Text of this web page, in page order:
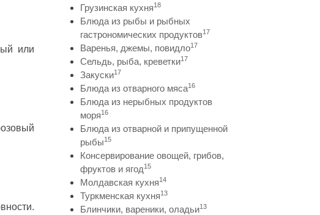
или
Грузинская кухня18
Блюда из рыбы и рыбных
гастрономических продуктов17
Варенья, джемы, повидло17
Сельдь, рыба, креветки17
Закуски17
Блюда из отварного мяса16
Блюда из нерыбных продуктов
моря16
Блюда из отварной и припущенной
рыбы15
Консервирование овощей, грибов,
фруктов и ягод15
Молдавская кухня14
Туркменская кухня13
Блинчики, вареники, оладьи13